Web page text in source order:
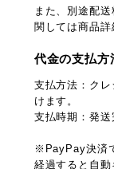
また、別途配
関しては商品詳
代金の支払方
支払方法：ク
けます。
支払時期：発送
※PayPay決済
経過すると自